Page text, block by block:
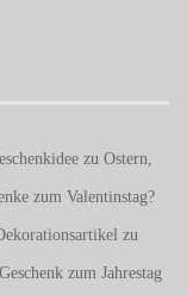
zu Ostern,
zum Valentinstag?
zu
zum Jahrestag